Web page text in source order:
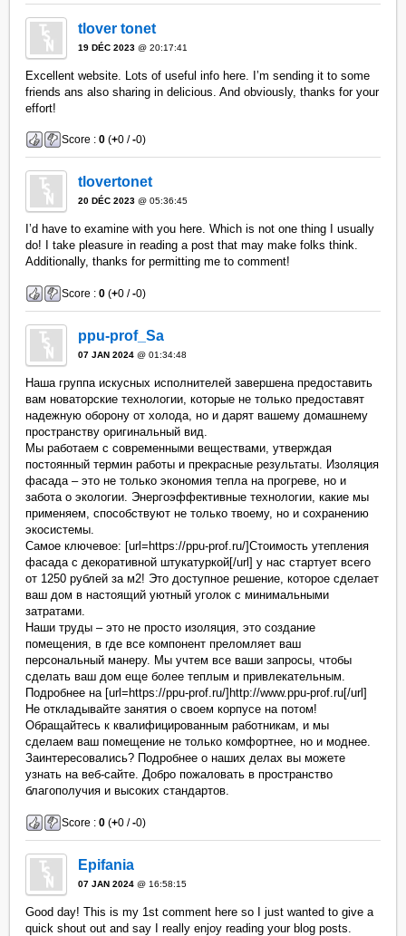
tlover tonet
19 DÉC 2023 @ 20:17:41
Excellent website. Lots of useful info here. I’m sending it to some
friends ans also sharing in delicious. And obviously, thanks for your
effort!
Score :0 (+0 /-0)
tlovertonet
20 DÉC 2023 @ 05:36:45
I’d have to examine with you here. Which is not one thing I usually
do! I take pleasure in reading a post that may make folks think.
Additionally, thanks for permitting me to comment!
Score :0 (+0 /-0)
ppu-prof_Sa
07 JAN 2024 @ 01:34:48
Наша группа искусных исполнителей завершена предоставить
вам новаторские технологии, которые не только предоставят
надежную оборону от холода, но и дарят вашему домашнему
пространству оригинальный вид.
Мы работаем с современными веществами, утверждая
постоянный термин работы и прекрасные результаты. Изоляция
фасада – это не только экономия тепла на прогреве, но и
забота о экологии. Энергоэффективные технологии, какие мы
применяем, способствуют не только твоему, но и сохранению
экосистемы.
Самое ключевое: [url=https://ppu-prof.ru/]Стоимость утепления
фасада с декоративной штукатуркой[/url] у нас стартует всего
от 1250 рублей за м2! Это доступное решение, которое сделает
ваш дом в настоящий уютный уголок с минимальными
затратами.
Наши труды – это не просто изоляция, это создание
помещения, в где все компонент преломляет ваш
персональный манеру. Мы учтем все ваши запросы, чтобы
сделать ваш дом еще более теплым и привлекательным.
Подробнее на [url=https://ppu-prof.ru/]http://www.ppu-prof.ru[/url]
Не откладывайте занятия о своем корпусе на потом!
Обращайтесь к квалифицированным работникам, и мы
сделаем ваш помещение не только комфортнее, но и моднее.
Заинтересовались? Подробнее о наших делах вы можете
узнать на веб-сайте. Добро пожаловать в пространство
благополучия и высоких стандартов.
Score :0 (+0 /-0)
Epifania
07 JAN 2024 @ 16:58:15
Good day! This is my 1st comment here so I just wanted to give a
quick shout out and say I really enjoy reading your blog posts.